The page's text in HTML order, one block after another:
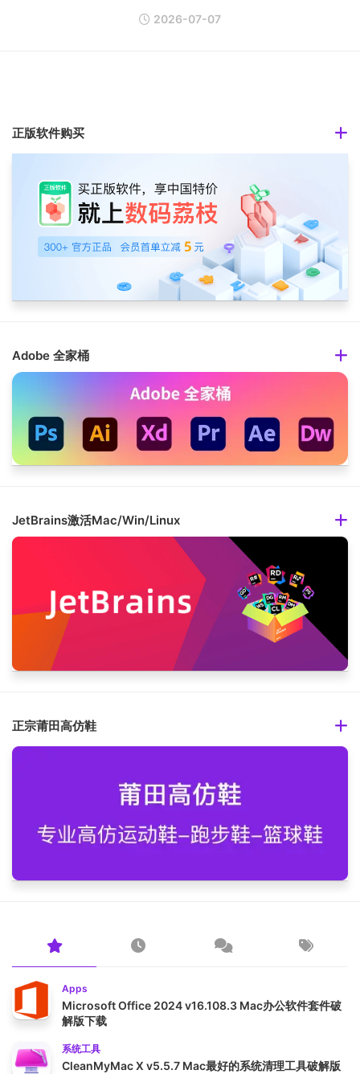
2026-07-07
正版软件购买
Adobe 全家桶
JetBrains激活Mac/Win/Linux
正宗莆田高仿鞋
Apps
Microsoft Office 2024 v16.108.3 Mac办公软件套件破
解版下载
系统工具
CleanMyMac X v5.5.7 Mac最好的系统清理工具破解版